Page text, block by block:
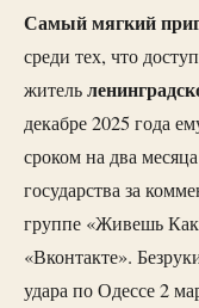
Самый мягкий
среди тех, что
житель
декабре 2025 года
сроком на два
государства за
группе «Живешь
«Вконтакте».
удара по Одессе 2